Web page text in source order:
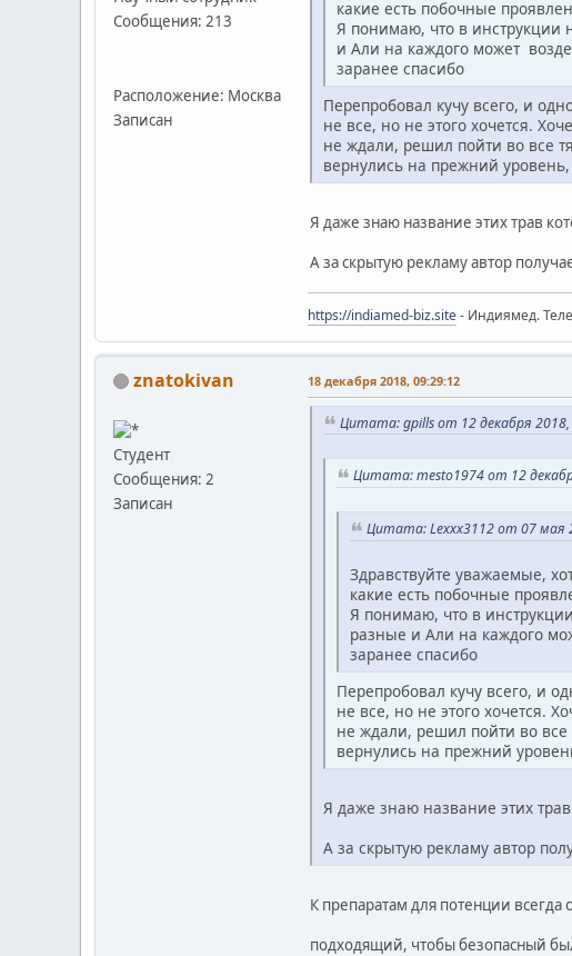
Сообщения: 213
Расположение: Москва
Записан
какие есть побочные
Я понимаю, что в инструкции
и Али на каждого может
заранее спасибо
Перепробовал кучу всего, и
не все, но не этого хочется.
не ждали, решил пойти во все
вернулись на прежний
Я даже знаю название этих трав
А за скрытую рекламу автор
https://indiamed-biz.site- Индиямед.
znatokivan
Студент
Сообщения: 2
Записан
18 декабря 2018, 09:29:12
Цитата: gpills от 12 декабря 2018,
Цитата: mesto1974 от 12
Цитата: Lexxx3112 от 07 мая
Здравствуйте уважаемые,
какие есть побочные
Я понимаю, что в
разные и Али на каждого
заранее спасибо
Перепробовал кучу всего, и
не все, но не этого хочется.
не ждали, решил пойти во все
вернулись на прежний
Я даже знаю название этих
А за скрытую рекламу автор
К препаратам для потенции
подходящий, чтобы безопасный